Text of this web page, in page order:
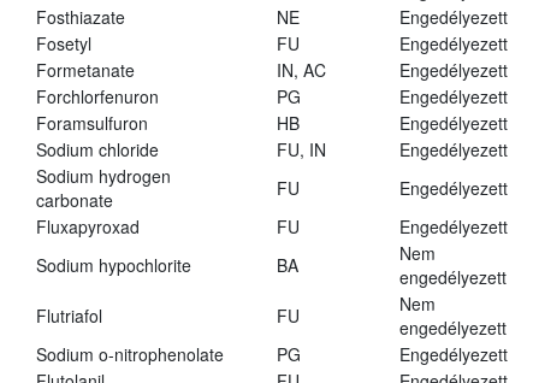
Fosthiazate
NE
Engedélyezett
Fosetyl
FU
Engedélyezett
Formetanate
IN, AC
Engedélyezett
Forchlorfenuron
PG
Engedélyezett
Foramsulfuron
HB
Engedélyezett
Sodium chloride
FU, IN
Engedélyezett
Sodium hydrogen
carbonate
FU
Engedélyezett
Fluxapyroxad
FU
Engedélyezett
Sodium hypochlorite
BA
Nem
engedélyezett
Flutriafol
FU
Nem
engedélyezett
Sodium o-nitrophenolate
PG
Engedélyezett